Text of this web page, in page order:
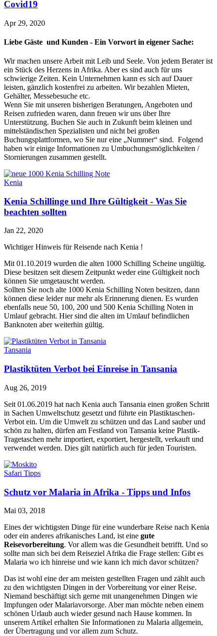
Covid19
Apr 29, 2020
Liebe Gäste und Kunden - Ein Vorwort in eigener Sache:
Wir machen unsere Arbeit mit Leib und Seele. Von jedem Berater ist
ein Stück des Herzens in Afrika. Aber es sind auch für uns
schwierige Zeiten. Kein Unternehmen kann es sich auf Dauer
leisten, gänzlich kostenfrei zu arbeiten. Wir bezahlen Mieten,
Gehälter, Messebesuche etc.
Wenn Sie mit unseren bisherigen Beratungen, Angeboten und
Reisen zufrieden waren, dann freuen wir uns über Ihre
Unterstützung. Buchen Sie auch in Zukunft beim kleinen und
mittelständischen Spezialisten und nicht bei großen
Buchungsplattformen, wo Sie nur eine „Nummer“ sind. Folgend
haben wir einige Informationen zu Umbuchungsmöglichkeiten /
Stornierungen zusammen gestellt.
Kenia
Kenia Schillinge und Ihre Gültigkeit - Was Sie
beachten sollten
Jan 22, 2020
Wichtiger Hinweis für Reisende nach Kenia !
Mit 01.10.2019 wurden die alten 1000 Schilling Scheine ungültig.
Diese besitzen seit diesem Zeitpunkt weder eine Gültigkeit noch
können Sie umgetauscht werden.
Sollten Sie noch alte 1000 Kenia Schilling Noten besitzen, dann
können diese leider nur mehr als Erinnerung dienen. Es wurden
ebenfalls neue 50, 100, 200 und 500 Kenia Schilling Noten in
Umlauf gebracht. Hier sind die alten im Umlauf befindlichen
Banknoten aber weiterhin gültig.
Tansania
Plastiktüten Verbot bei Einreise in Tansania
Aug 26, 2019
Seit 01.06.2019 hat nach Kenia auch Tansania einen großen Schritt
in Sachen Umweltschutz gesetzt und führte ein Plastiktaschen-
Verbot ein. Um die Umwelt zu schützen und das Land sauber und
schön zu halten, dürfen am Festland von Tansania keine Plastik-
Tragetaschen mehr importiert, exportiert, hergestellt, verkauft und
verwendet werden. Dies gilt natürlich auch für jeden Touristen.
Safari Tipps
Schutz vor Malaria in Afrika - Tipps und Infos
Mai 03, 2018
Eines der wichtigsten Dinge für eine wunderbare Reise nach Kenia
oder ein anderes afrikanisches Land, ist eine gute
Reisevorbereitung. Vor allem was die Gesundheit betrifft. Und so
sollte man sich bei dem Reiseziel Afrika die Frage stellen: Gibt es
Malaria wo ich hinreise und wie kann ich mich davor schützen?
Das ist wohl eine der am meisten gestellten Fragen und zählt auch
zu den wichtigsten Dingen in der Vorbereitung vor einer Reise.
Niemand beschäftigt sich gerne mit unangenehmen Dingen wie
Impfungen oder Malariavorsorge. Aber man möchte neben einem
schönen Urlaub auch wieder gesund nach Hause kommen. In
unserem Artikel erhalten Sie Informationen zu Malaria allgemein,
der Übertragung und vor allem zum Schutz.